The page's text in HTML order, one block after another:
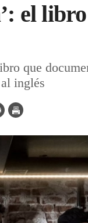
el
que
inglés